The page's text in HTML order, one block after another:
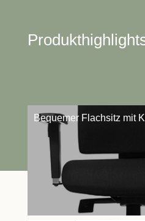
Bequemer Flachsitz mit